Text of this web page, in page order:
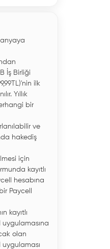
İş Birliği
ilk
Yıllık
bir
ve
hakediş
için
kayıtlı
hesabına
Paycell
kayıtlı
uygulamasına
olan